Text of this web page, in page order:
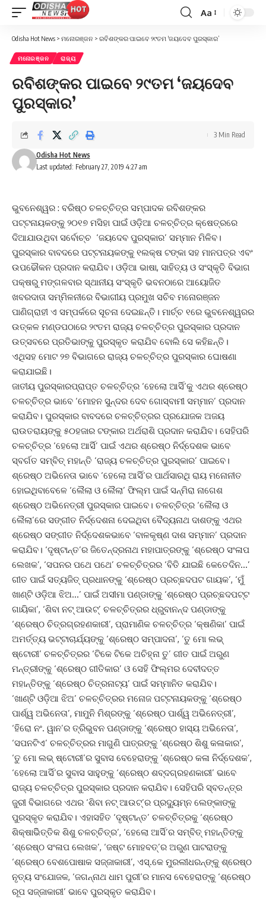
Font
Resizer
Aa
Odisha Hot News > ମନୋରଞ୍ଜନ > ରବିଶଙ୍କର ପାଇବେ ୨୯ତମ ‘ଜୟଦେବ ପୁରସ୍କାର’
ମନୋରଞ୍ଜନ ରାଜ୍ୟ
ରବିଶଙ୍କର ପାଇବେ ୨୯ତମ ‘ଜୟଦେବ
ପୁରସ୍କାର’
Last updated: February 27, 2019 4:27 am
Odisha Hot News
3 Min Read
ଭୁବନେଶ୍ୱର : ବରିଷ୍ଠ ଚଳଚ୍ଚିତ୍ର ସମ୍ପାଦକ ରବିଶଙ୍କର
ପଟ୍ଟନାୟକଙ୍କୁ ୨୦୧୭ ମସିହା ପାଇଁ ଓଡ଼ିଆ ଚଳଚ୍ଚିତ୍ର କ୍ଷେତ୍ରରେ
ଦିଆଯାଉଥିବା ସର୍ବୋଚ୍ଚ ‘ଜୟଦେବ ପୁରସ୍କାର’ ସମ୍ମାନ ମିଳିବ।
ପୁରସ୍କାର ବାବଦରେ ପଟ୍ଟନାୟକଙ୍କୁ ୧ଲକ୍ଷ ଟଙ୍କା ସହ ମାନପତ୍ର ଏବଂ
ଉପଢୌକନ ପ୍ରଦାନ କରାଯିବ। ଓଡ଼ିଆ ଭାଷା, ସାହିତ୍ୟ ଓ ସଂସ୍କୃତି ବିଭାଗ
ପକ୍ଷରୁ ମଙ୍ଗଳବାର ସ୍ଥାନୀୟ ସଂସ୍କୃତି ଭବନଠାରେ ଆୟୋଜିତ
ଖବରଦାତା ସମ୍ମିଳନୀରେ ବିଭାଗୀୟ ପ୍ରମୁଖ ସଚିବ ମନୋରଞ୍ଜନ
ପାଣିଗ୍ରାହୀ ଏ ସମ୍ପର୍କରେ ସୂଚନା ଦେଇଛନ୍ତି। ମାର୍ଚ୍ଚ ୧ରେ ଭୁବନେଶ୍ୱରର
ଉତ୍କଳ ମଣ୍ଡପଠାରେ ୨୯ତମ ରାଜ୍ୟ ଚଳଚ୍ଚିତ୍ର ପୁରସ୍କାର ପ୍ରଦାନ
ଉତ୍ସବରେ ପ୍ରତିଭାଙ୍କୁ ପୁରସ୍କୃତ କରାଯିବ ବୋଲି ସେ କହିଛନ୍ତି।
ଏଥିସହ ମୋଟ ୨୭ ବିଭାଗରେ ରାଜ୍ୟ ଚଳଚ୍ଚିତ୍ର ପୁରସ୍କାର ଘୋଷଣା
କରାଯାଇଛି।
ଜାତୀୟ ପୁରସ୍କାରପ୍ରାପ୍ତ ଚଳଚ୍ଚିତ୍ର ‘ହେଲୋ ଆର୍ସି’କୁ ଏଥର ଶ୍ରେଷ୍ଠ
ଚଳଚ୍ଚିତ୍ର ଭାବେ ‘ମୋହନ ସୁନ୍ଦର ଦେବ ଗୋସ୍ବାମୀ ସମ୍ମାନ’ ପ୍ରଦାନ
କରାଯିବ। ପୁରସ୍କାର ବାବଦରେ ଚଳଚ୍ଚିତ୍ରର ପ୍ରଯୋଜକ ଅଜୟ
ରାଉତରାୟଙ୍କୁ ୫୦ହଜାର ଟଙ୍କାର ଅର୍ଥରାଶି ପ୍ରଦାନ କରାଯିବ। ସେହିପରି
ଚଳଚ୍ଚିତ୍ର ‘ହେଲୋ ଆର୍ସି’ ପାଇଁ ଏଥର ଶ୍ରେଷ୍ଠ ନିର୍ଦ୍ଦେଶକ ଭାବେ
ସ୍ବର୍ଗତ ସମ୍ବିତ୍‌ ମହାନ୍ତି ‘ରାଜ୍ୟ ଚଳଚ୍ଚିତ୍ର ପୁରସ୍କାର’ ପାଇବେ।
ଶ୍ରେଷ୍ଠ ଅଭିନେତା ଭାବେ ‘ହେଲୋ ଆର୍ସି’ର ପାର୍ଥସାରଥି ରାୟ ମନୋନୀତ
ହୋଇଥିବାବେଳେ ‘ଲୈଲା ଓ ଲୈଲା’ ଫିଲ୍ମ ପାଇଁ ସନ୍‌ମିରା ନାଗେଶ
ଶ୍ରେଷ୍ଠ ଅଭିନେତ୍ରୀ ପୁରସ୍କାର ପାଇବେ। ଚଳଚ୍ଚିତ୍ର ‘ଲୈଲା ଓ
ଲୈଲା’ରେ ସଙ୍ଗୀତ ନିର୍ଦ୍ଦେଶନା ଦେଇଥିବା ବୈଦ୍ୟନାଥ ଦାଶଙ୍କୁ ଏଥର
ଶ୍ରେଷ୍ଠ ସଙ୍ଗୀତ ନିର୍ଦ୍ଦେଶକଭାବେ ‘ବାଳକୃଷ୍ଣ ଦାଶ ସମ୍ମାନ’ ପ୍ରଦାନ
କରାଯିବ। ‘ଦୃଷ୍ଟାନ୍ତ’ର ଜିତେନ୍ଦ୍ରନାଥ ମହାପାତ୍ରଙ୍କୁ ‘ଶ୍ରେଷ୍ଠ ସଂଳାପ
ଲେଖକ’, ‘ସପନର ପଥେ ପଥେ’ ଚଳଚ୍ଚିତ୍ରର ‘ବିତି ଯାଇଛି କେତେଦିନ…’
ଗୀତ ପାଇଁ ସତ୍ୟଜିତ୍‌ ପ୍ରଧାନଙ୍କୁ ‘ଶ୍ରେଷ୍ଠ ପ୍ରଚ୍ଛଦପଟ ଗାୟକ’, ‘ମୁଁ
ଖାଣ୍ଟି ଓଡ଼ିଆ ଝିଅ…’ ପାଇଁ ଅସୀମା ପଣ୍ଡାଙ୍କୁ ‘ଶ୍ରେଷ୍ଠ ପ୍ରଚ୍ଛଦପଟ୍ଟ
ଗାୟିକା’, ‘ଶିବା ନଟ୍‌ ଆଉଟ୍‌’ ଚଳଚ୍ଚିତ୍ରର ଧ୍ରୁବାନନ୍ଦ ପଣ୍ଡାଙ୍କୁ
‘ଶ୍ରେଷ୍ଠ ଚିତ୍ରଗ୍ରହଣକାରୀ’, ପ୍ରାମାଣିକ ଚଳଚ୍ଚିତ୍ର ‘କ୍ଷଣିକା’ ପାଇଁ
ଅମର୍ତ୍ତ୍ୟ ଭଟ୍ଟାଚାର୍ଯ୍ୟଙ୍କୁ ‘ଶ୍ରେଷ୍ଠ ସମ୍ପାଦନା’, ‘ତୁ ମୋ ଲଭ୍‌
ଷ୍ଟୋରୀ’ ଚଳଚ୍ଚିତ୍ରର ‘ଟିକେ ଟିକେ ଅଚିହ୍ନା ତୁ’ ଗୀତ ପାଇଁ ଅରୁଣ
ମନ୍ତ୍ରୀଙ୍କୁ ‘ଶ୍ରେଷ୍ଠ ଗୀତିକାର’ ଓ ସେହି ଫିଲ୍ମର ଦେବୀଦତ୍ତ
ମହାନ୍ତିଙ୍କୁ ‘ଶ୍ରେଷ୍ଠ ଚିତ୍ରନାଟ୍ୟ’ ପାଇଁ ସମ୍ମାନିତ କରାଯିବ।
‘ଖାଣ୍ଟି ଓଡ଼ିଆ ଝିଅ’ ଚଳଚ୍ଚିତ୍ରର ମନୋଜ ପଟ୍ଟନାୟକଙ୍କୁ ‘ଶ୍ରେଷ୍ଠ
ପାର୍ଶ୍ୱ ଅଭିନେତା’, ମାମୁନି ମିଶ୍ରଙ୍କୁ ‘ଶ୍ରେଷ୍ଠ ପାର୍ଶ୍ୱ ଅଭିନେତ୍ରୀ’,
‘ହିରୋ ନଂ. ୱାନ’ର ତ୍ରିଭୁବନ ପଣ୍ଡାଙ୍କୁ ‘ଶ୍ରେଷ୍ଠ ହାସ୍ୟ ଅଭିନେତା’,
‘ସପନଟିଏ’ ଚଳଚ୍ଚିତ୍ରର ମାଗୁଣି ପାତ୍ରଙ୍କୁ ‘ଶ୍ରେଷ୍ଠ ଶିଶୁ କଳାକାର’,
‘ତୁ ମୋ ଲଭ୍‌ ଷ୍ଟୋରୀ’ର ସୁବାସ ବେହେରାଙ୍କୁ ‘ଶ୍ରେଷ୍ଠ କଳା ନିର୍ଦ୍ଦେଶକ’,
‘ହେଲୋ ଆର୍ସି’ର ସୁବାସ ସାହୁଙ୍କୁ ‘ଶ୍ରେଷ୍ଠ ଶବ୍ଦଗ୍ରହଣକାରୀ’ ଭାବେ
ରାଜ୍ୟ ଚଳଚ୍ଚିତ୍ର ପୁରସ୍କାର ପ୍ରଦାନ କରାଯିବ। ସେହିପରି ସ୍ବତନ୍ତ୍ର
ଜୁରୀ ବିଭାଗରେ ଏଥର ‘ଶିବା ନଟ୍‌ ଆଉଟ୍‌’ର ପ୍ରଦ୍ୟୁମ୍ନ ଲେଙ୍କାଙ୍କୁ
ପୁରସ୍କୃତ କରାଯିବ। ଏହାସହିତ ‘ଦୃଷ୍ଟାନ୍ତ’ ଚଳଚ୍ଚିତ୍ରକୁ ‘ଶ୍ରେଷ୍ଠ
ଶିକ୍ଷାଭିିତ୍ତିକ ଶିଶୁ ଚଳଚ୍ଚିତ୍ର’, ‘ହେଲୋ ଆର୍ସି’ର ସମ୍ବିତ୍‌ ମହାନ୍ତିଙ୍କୁ
‘ଶ୍ରେଷ୍ଠ ସଂଳାପ ଲେଖକ’, ‘ଜଷ୍ଟ ମୋହବତ୍‌’ର ଅରୁଣ ପାଟରାଙ୍କୁ
‘ଶ୍ରେଷ୍ଠ ବେଶପୋଷାକ ସଜ୍ଜାକାରୀ’, ଏସ୍‌.କେ ମୁରଲୀଧରନ୍‌ଙ୍କୁ ଶ୍ରେଷ୍ଠ
ନୃତ୍ୟ ସଂଯୋଜକ, ‘ଜଗନ୍ନାଥ ଧାମ ପୁରୀ’ର ମାନସ ବେହେରାଙ୍କୁ ‘ଶ୍ରେଷ୍ଠ
ରୂପ ସଜ୍ଜାକାରୀ’ ଭାବେ ପୁରସ୍କୃତ କରାଯିବ।